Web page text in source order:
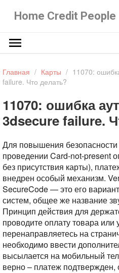
Home Credit People
Главная / Карты / 11070:
failure. Что делать?
11070: ошибка
3dsecure failure.
Для повышения
проведении Card-not-present
без присутствия карты),
внедрен особый механизм.
SecureCode — это его
систем, общее же название
Принцип действия для
проводите оплату товара или
перенаправляетесь на
необходимо ввести
высылается на мобильный
верно – платеж подтвержден,